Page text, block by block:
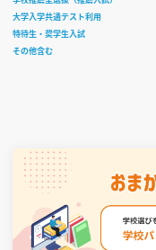
大学入学共通テスト利用
特待生・奨学生入試
その他含む